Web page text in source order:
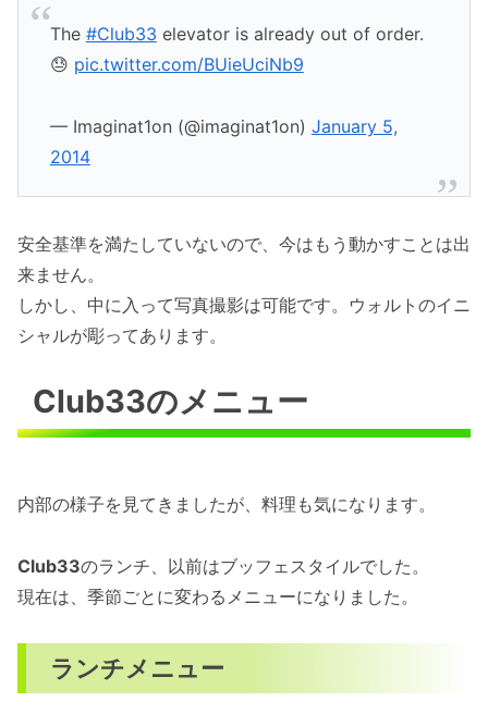
The #Club33 elevator is already out of order.
😓 pic.twitter.com/BUieUciNb9
— Imaginat1on (@imaginat1on) January 5,
2014
安全基準を満たしていないので、今はもう動かすことは出
来ません。
しかし、中に入って写真撮影は可能です。ウォルトのイニ
シャルが彫ってあります。
Club33のメニュー
内部の様子を見てきましたが、料理も気になります。
Club33のランチ、以前はブッフェスタイルでした。
現在は、季節ごとに変わるメニューになりました。
ランチメニュー